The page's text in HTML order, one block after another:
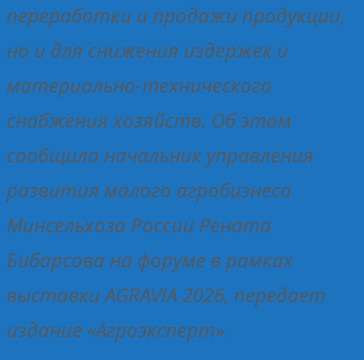
переработки и продажи продукции,
но и для снижения издержек и
материально-технического
снабжения хозяйств. Об этом
сообщила начальник управления
развития малого агробизнеса
Минсельхоза России Рената
Бибарсова на форуме в рамках
выставки AGRAVIA 2026, передает
издание «Агроэксперт».